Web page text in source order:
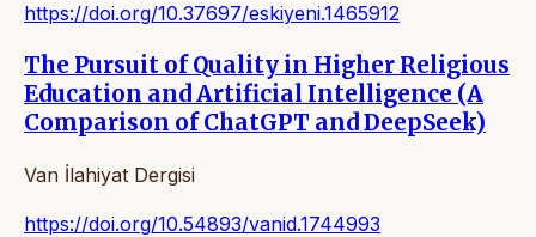
https://doi.org/10.37697/eskiyeni.1465912
The Pursuit of Quality in Higher Religious
Education and Artificial Intelligence (A
Comparison of ChatGPT and DeepSeek)
Van İlahiyat Dergisi
https://doi.org/10.54893/vanid.1744993